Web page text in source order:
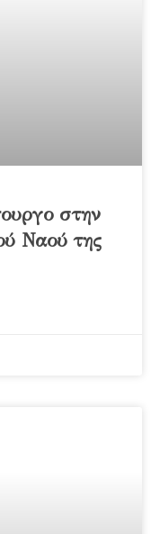
στην
Ναού της